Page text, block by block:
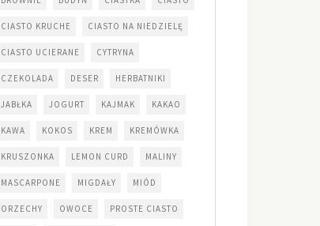
CIASTO KRUCHE CIASTO NA NIEDZIELĘ
CIASTO UCIERANE CYTRYNA
CZEKOLADA DESER HERBATNIKI
JABŁKA JOGURT KAJMAK KAKAO
KAWA KOKOS KREM KREMÓWKA
KRUSZONKA LEMON CURD MALINY
MASCARPONE MIGDAŁY MIÓD
ORZECHY OWOCE PROSTE CIASTO